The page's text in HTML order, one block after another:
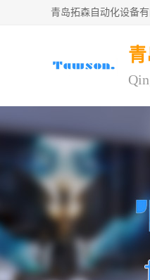
青岛拓森自动化设备